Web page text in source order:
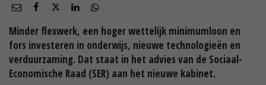
Minder flexwerk, een hoger wettelijk minimumloon en
fors investeren in onderwijs, nieuwe technologieën en
verduurzaming. Dat staat in het advies van de Sociaal-
Economische Raad (SER) aan het nieuwe kabinet.